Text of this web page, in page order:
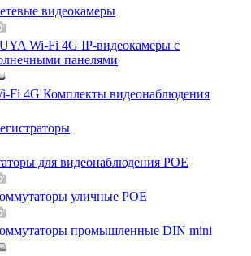
видеокамеры
Wi-Fi 4G IP-видеокамеры с
панелями
Fi 4G Комплекты видеонаблюдения
для видеонаблюдения POE
уличные POE
промышленные DIN mini